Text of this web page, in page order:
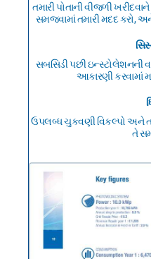
તમારી પોતાની વીજળી
સમજવામાં તમારી મદદ કરો,
સબસિડી પછી ઇન્સ્ટોલેશનની
આકારણી કરવામાં
ઉપલબ્ધ ચુકવણી વિકલ્પો અને
તે